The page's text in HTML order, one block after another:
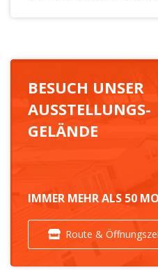
BESUCH UNSER
AUSSTELLUNGS-
GELÄNDE
IMMER MEHR ALS 50
Route &